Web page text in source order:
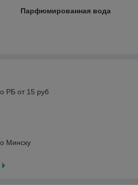
Парфюмированная вода
РБ от 15 руб
Минску